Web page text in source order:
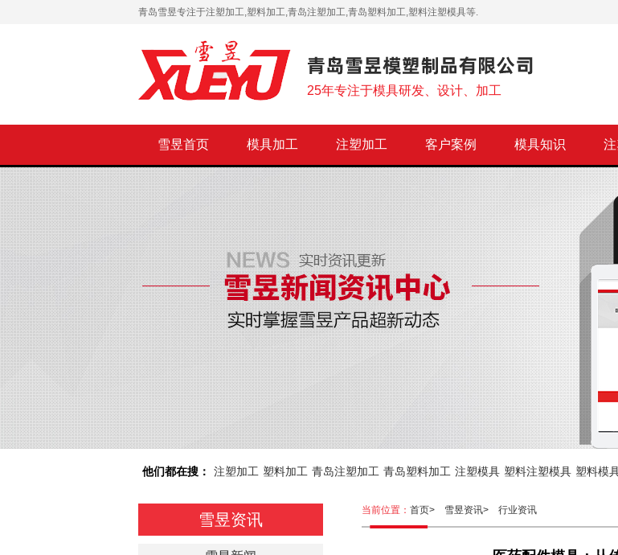
青岛雪昱专注于注塑加工,塑料加工,青岛注塑加工,青岛塑料加工,塑料注塑模具等.
25年专注于模具研发、设计、加工
雪昱首页 模具加工 注塑加工 客户案例 模具知识
他们都在搜： 注塑加工 塑料加工 青岛注塑加工 青岛塑料加工 注塑模具 塑料注塑模具 塑料模
雪昱资讯
当前位置： 首页> 雪昱资讯> 行业资讯